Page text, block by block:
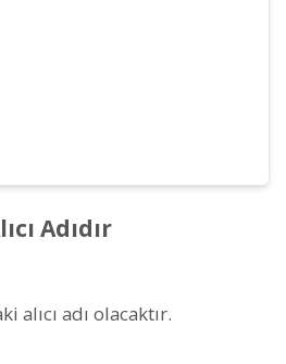
Adıdır
alıcı adı olacaktır.